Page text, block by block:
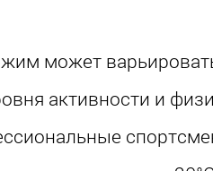
может
активности и